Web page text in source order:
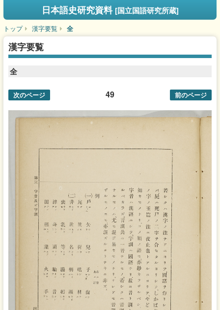
日本語史研究資料 [国立国語研究所蔵]
トップ 漢字要覧 全
漢字要覧
全
49
次のページ 前のページ